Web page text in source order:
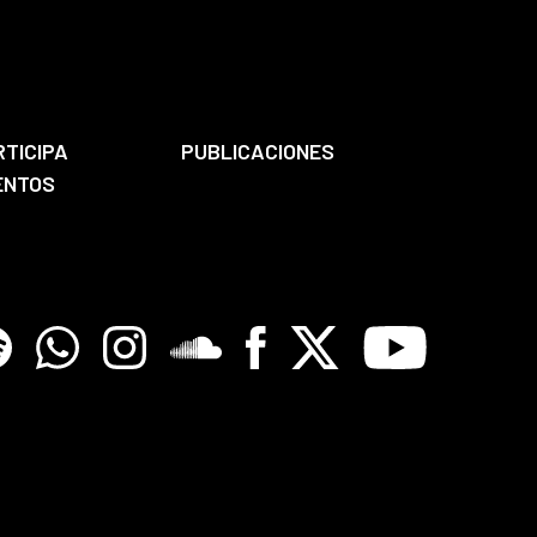
PUBLICACIONES
WhatsappInstagramSoundcloreFacebook
X Youtube